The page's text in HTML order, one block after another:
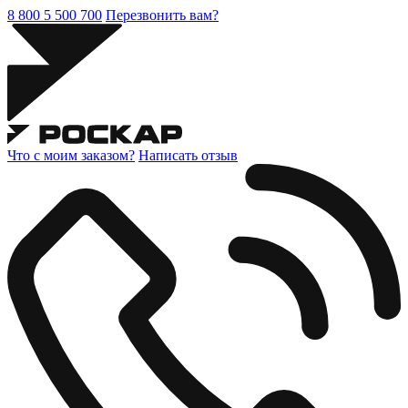
8 800 5 500 700 Перезвонить вам?
Что с моим заказом? Написать отзыв